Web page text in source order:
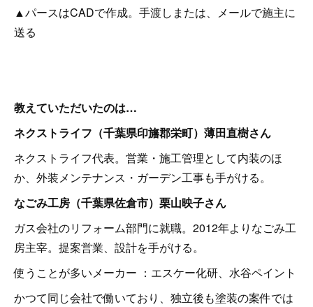
▲パースはCADで作成。手渡しまたは、メールで施主に
送る
教えていただいたのは…
ネクストライフ（千葉県印旛郡栄町）薄田直樹さん
ネクストライフ代表。営業・施工管理として内装のほ
か、外装メンテナンス・ガーデン工事も手がける。
なごみ工房（千葉県佐倉市）栗山映子さん
ガス会社のリフォーム部門に就職。2012年よりなごみ工
房主宰。提案営業、設計を手がける。
使うことが多いメーカー ：エスケー化研、水谷ペイント
かつて同じ会社で働いており、独立後も塗装の案件では